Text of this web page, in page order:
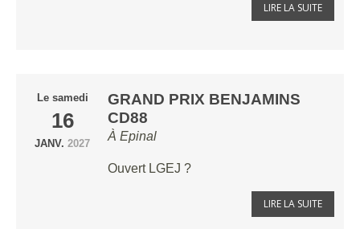
LIRE LA SUITE
Le samedi
16
JANV. 2027
GRAND PRIX BENJAMINS
CD88
À Epinal
Ouvert LGEJ ?
LIRE LA SUITE